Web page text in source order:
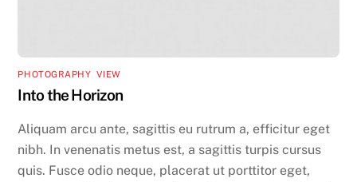
PHOTOGRAPHY, VIEW
Into the Horizon
Aliquam arcu ante, sagittis eu rutrum a, efficitur eget
nibh. In venenatis metus est, a sagittis turpis cursus
quis. Fusce odio neque, placerat ut porttitor eget,